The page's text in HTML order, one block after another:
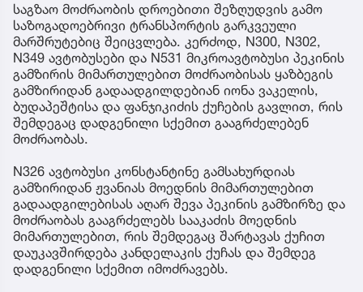
საგზაო მოძრაობის დროებითი შეზღუდვის გამო
საზოგადოებრივი ტრანსპორტის გარკვეული
მარშრუტებიც შეიცვლება. კერძოდ, N300, N302,
N349 ავტობუსები და N531 მიკროავტობუსი პეკინის
გამზირის მიმართულებით მოძრაობისას ყაზბეგის
გამზირიდან გადაადგილდებიან იონა ვაკელის,
ბუდაპეშტისა და ფანჯიკიძის ქუჩების გავლით, რის
შემდეგაც დადგენილი სქემით გააგრძელებენ
მოძრაობას.
N326 ავტობუსი კონსტანტინე გამსახურდიას
გამზირიდან ჟვანიას მოედნის მიმართულებით
გადაადგილებისას აღარ შევა პეკინის გამზირზე და
მოძრაობას გააგრძელებს სააკაძის მოედნის
მიმართულებით, რის შემდეგაც შარტავას ქუჩით
დაუკავშირდება კანდელაკის ქუჩას და შემდეგ
დადგენილი სქემით იმოძრავებს.